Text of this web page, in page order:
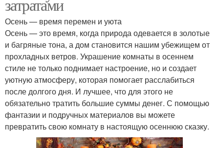
затратами
Осень — время перемен и уюта
Осень — это время, когда природа одевается в золотые
и багряные тона, а дом становится нашим убежищем от
прохладных ветров. Украшение комнаты в осеннем
стиле не только поднимает настроение, но и создает
уютную атмосферу, которая помогает расслабиться
после долгого дня. И лучшее, что для этого не
обязательно тратить большие суммы денег. С помощью
фантазии и подручных материалов вы можете
превратить свою комнату в настоящую осеннюю сказку.